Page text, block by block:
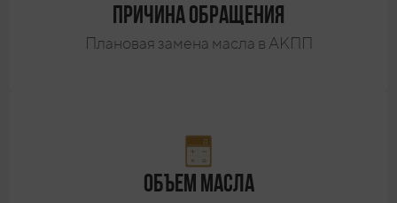
Причина обращения
Плановая замена масла в АКПП
Объем масла